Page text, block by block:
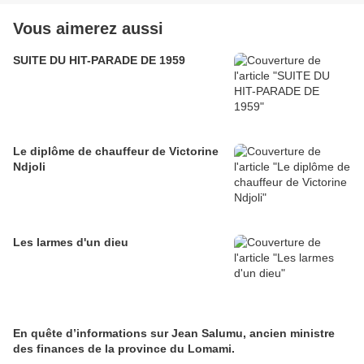
Vous aimerez aussi
SUITE DU HIT-PARADE DE 1959
Le diplôme de chauffeur de Victorine
Ndjoli
Les larmes d'un dieu
En quête d’informations sur Jean Salumu, ancien ministre
des finances de la province du Lomami.